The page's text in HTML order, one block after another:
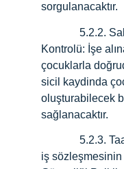
sorgulanacaktır.
              5.2.2.
Kontrolü: İşe
çocuklarla
sicil kaydinda
oluşturabilecek
sağlanacaktır.
              5.2.3.
iş sözleşmesinin